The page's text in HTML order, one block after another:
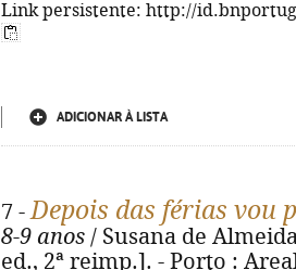
Link persistente: http://
ADICIONAR À LISTA
7 -Depois das férias vou
8-9 anos / Susana de
ed., 2ª reimp.]. - Porto :